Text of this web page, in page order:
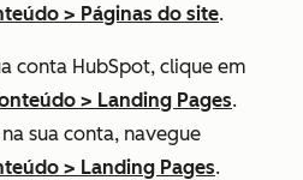
> Páginas do site.
conta HubSpot, clique em
> Landing Pages.
sua conta, navegue
> Landing Pages.